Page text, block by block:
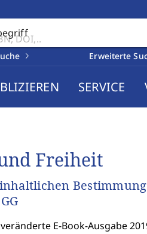
Erweiterte
SERVICE
Freiheit
E-Book-Ausgabe